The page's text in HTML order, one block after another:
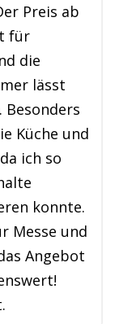
Preis ab
für
die
lässt
Besonders
Küche und
ich so
konnte.
Messe und
Angebot